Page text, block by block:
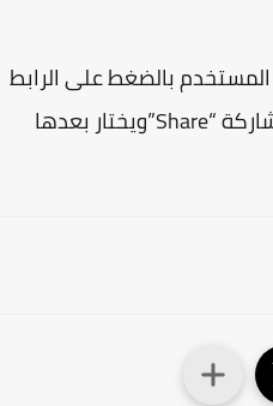
بالضغط على الرابط
بشكل مطوّل، ومن ثم يختار مشاركة “Share”ويختار بعدها